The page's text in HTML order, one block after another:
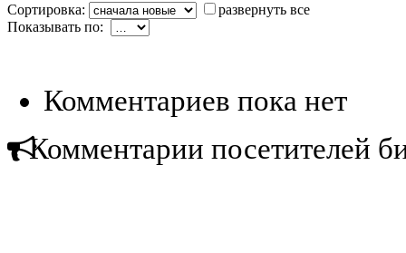
Сортировка:
развернуть все
Показывать по:
Комментариев пока нет
Комментарии посетителей